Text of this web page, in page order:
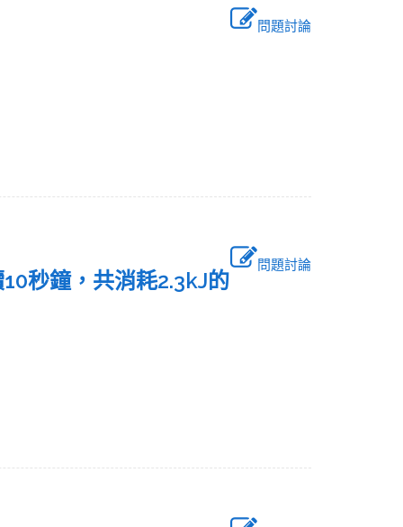
問題討論
問題討論
秒鐘，共消耗2.3kJ的